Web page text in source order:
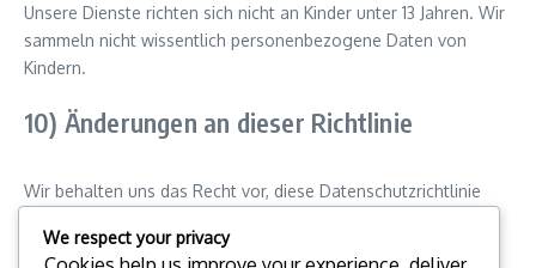
Unsere Dienste richten sich nicht an Kinder unter 13 Jahren. Wir
sammeln nicht wissentlich personenbezogene Daten von
Kindern.
10) Änderungen an dieser Richtlinie
Wir behalten uns das Recht vor, diese Datenschutzrichtlinie
veröffentlicht und das Datum der letzten Aktualisierung wird
We respect your privacy